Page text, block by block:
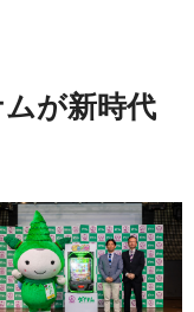
が新時代